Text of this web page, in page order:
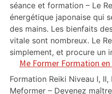
séance et formation – Le
énergétique japonaise qui
des mains. Les bienfaits
vitale sont nombreux. Le
simplement, et procure un
Me Former Formation
Formation Reiki Niveau I, II,
Meformer – Devenez